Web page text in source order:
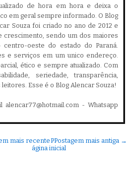
de hora em hora e deixa o
em geral sempre informado. O Blog
Souza foi criado no ano de 2012 e
crescimento, sendo um dos maiores
oeste do estado do Paraná.
e serviços em um unico endereço.
ético e sempre atualizado. Com
seriedade, transparência,
Esse é o Blog Alencar Souza!
alencar77@hotmail.com - Whatsapp
mais recente Postagem mais antiga →
P
ágina inicial